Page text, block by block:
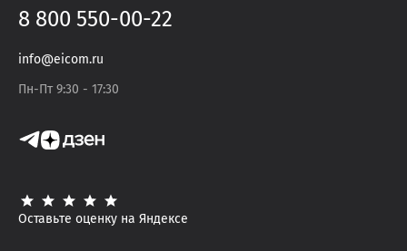
8 800 550-00-22
info@eicom.ru
Пн-Пт 9:30 - 17:30
Оставьте оценку на Яндексе